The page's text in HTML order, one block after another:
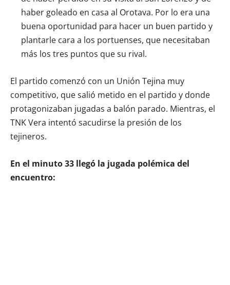
haber goleado en casa al Orotava. Por lo era una
buena oportunidad para hacer un buen partido y
plantarle cara a los portuenses, que necesitaban
más los tres puntos que su rival.
El partido comenzó con un Unión Tejina muy
competitivo, que salió metido en el partido y donde
protagonizaban jugadas a balón parado. Mientras, el
TNK Vera intentó sacudirse la presión de los
tejineros.
En el minuto 33 llegó la jugada polémica del
encuentro: